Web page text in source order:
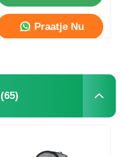
Praatje Nu
(65)